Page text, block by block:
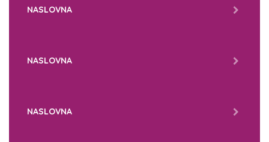
NASLOVNA
NASLOVNA
NASLOVNA